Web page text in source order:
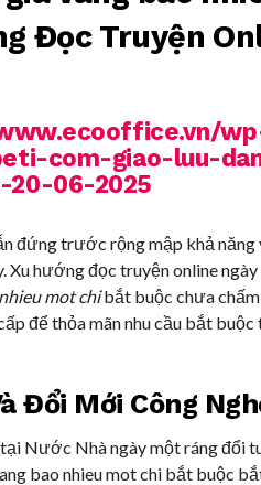
Đọc Truyện
com-giao-luu-
06-2025
đứng trước rộng mập khả
Xu hướng đọc truyện online
mot chibắt buộc chưa
để thỏa mãn nhu cầu bắt buộc
Đổi Mới Công
Nước Nhà ngày một ráng đổi
bao nhieu mot chi bắt buộc